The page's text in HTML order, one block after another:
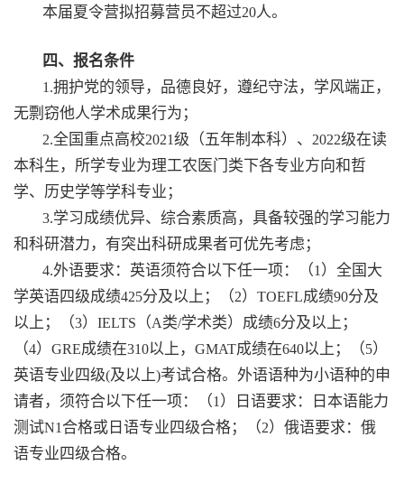
本届夏令营拟招募营员不超过20人。
四、报名条件
1.拥护党的领导，品德良好，遵纪守法，学风端正，
无剽窃他人学术成果行为；
2.全国重点高校2021级（五年制本科）、 2022级在读
本科生，所学专业为理工农医门类下各专业方向和哲
学、历史学等学科专业；
3.学习成绩优异、综合素质高，具备较强的学习能力
和科研潜力，有突出科研成果者可优先考虑；
4.外语要求：英语须符合以下任一项：（1 ）全国大
学英语四级成绩425分及以上；（2） TOEFL成绩90分及
以上；（3） IELTS （A类/学术类）成绩6分及以上；
（4） GRE成绩在310以上， GMAT成绩在640以上；（5）
英语专业四级(及以上)考试合格。外语语种为小语种的申
请者，须符合以下任一项：（1 ）日语要求：日本语能力
测试N1 合格或日语专业四级合格；（2）俄语要求：俄
语专业四级合格。